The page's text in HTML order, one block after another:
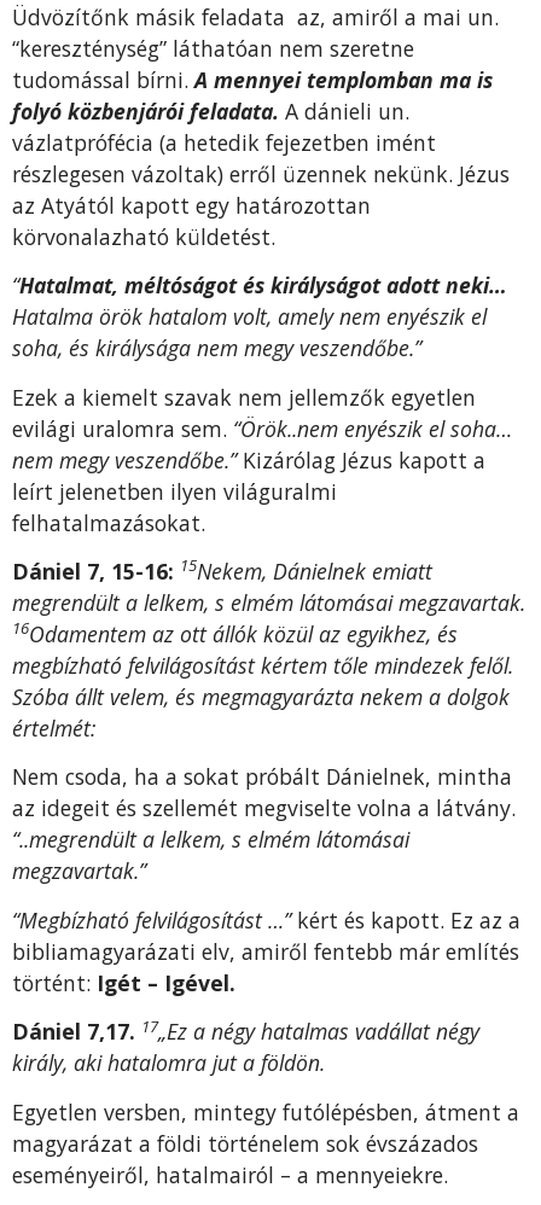
Üdvözítőnk másik feladata az, amiről a mai un.
“kereszténység” láthatóan nem szeretne
tudomással bírni.A mennyei templomban ma is
folyó közbenjárói feladata. A dánieli un.
vázlatprófécia (a hetedik fejezetben imént
részlegesen vázoltak) erről üzennek nekünk. Jézus
az Atyától kapott egy határozottan
körvonalazható küldetést.
“Hatalmat, méltóságot és királyságot adott neki…
Hatalma örök hatalom volt, amely nem enyészik el
soha, és királysága nem megy veszendőbe.”
Ezek a kiemelt szavak nem jellemzők egyetlen
evilági uralomra sem. “Örök..nem enyészik el soha…
nem megy veszendőbe.”Kizárólag Jézus kapott a
leírt jelenetben ilyen világuralmi
felhatalmazásokat.
Dániel 7, 15-16: 15Nekem, Dánielnek emiatt
megrendült a lelkem, s elmém látomásai megzavartak.
16Odamentem az ott állók közül az egyikhez, és
megbízható felvilágosítást kértem tőle mindezek felől.
Szóba állt velem, és megmagyarázta nekem a dolgok
értelmét:
Nem csoda, ha a sokat próbált Dánielnek, mintha
az idegeit és szellemét megviselte volna a látvány.
“..megrendült a lelkem, s elmém látomásai
megzavartak.”
“Megbízható felvilágosítást …”kért és kapott. Ez az a
bibliamagyarázati elv, amiről fentebb már említés
történt: Igét – Igével.
Dániel 7,17. 17„Ez a négy hatalmas vadállat négy
király, aki hatalomra jut a földön.
Egyetlen versben, mintegy futólépésben, átment a
magyarázat a földi történelem sok évszázados
eseményeiről, hatalmairól – a mennyeiekre.